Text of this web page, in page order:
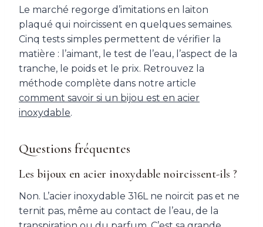
Le marché regorge d’imitations en laiton
plaqué qui noircissent en quelques semaines.
Cinq tests simples permettent de vérifier la
matière : l’aimant, le test de l’eau, l’aspect de la
tranche, le poids et le prix. Retrouvez la
méthode complète dans notre article
comment savoir si un bijou est en acier
inoxydable.
Questions fréquentes
Les bijoux en acier inoxydable noircissent-ils ?
Non. L’acier inoxydable 316L ne noircit pas et ne
ternit pas, même au contact de l’eau, de la